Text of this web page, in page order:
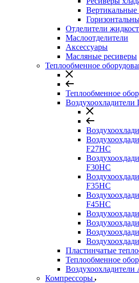
Вертикальные
Отделители
Маслоотделители
Аксессуары
Масляные ресиверы
Теплообменное
Теплообменное
F27HC
F30HC
F35HC
F45HC
Пластинчатые
Теплообменное
Воздухоохладители
Компрессоры